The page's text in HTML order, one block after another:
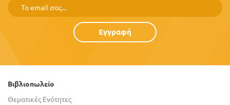
Εγγραφή
Βιβλιοπωλείο
Θεματικές Ενότητες